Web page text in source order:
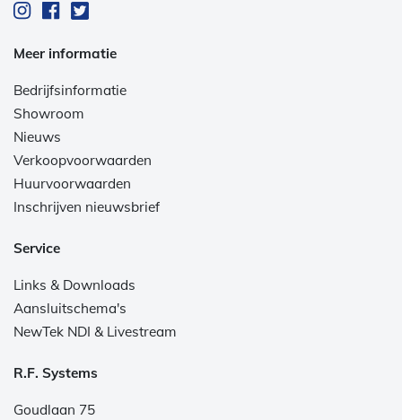
Meer informatie
Bedrijfsinformatie
Showroom
Nieuws
Verkoopvoorwaarden
Huurvoorwaarden
Inschrijven nieuwsbrief
Service
Links & Downloads
Aansluitschema's
NewTek NDI & Livestream
R.F. Systems
Goudlaan 75